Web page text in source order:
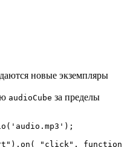
новые экземпляры
audioCube за пределы
"click", function